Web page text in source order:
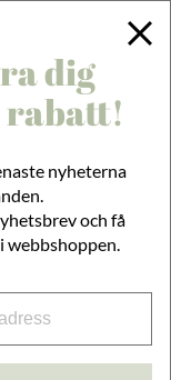
CHECKOUT!
dig
rabatt!
nyheterna
och få
webbshoppen.